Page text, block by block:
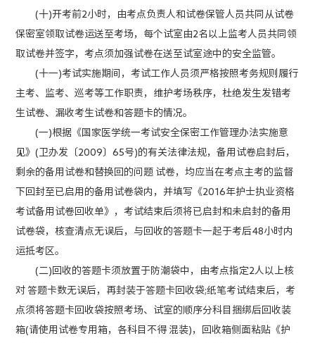
(十)开考前2小时，由考点负责人和试卷保管人员共同从试卷
保密室领取试卷运送至考场，每个试室由2名以上监考人员共同领
取试卷并签字，考点须加强试卷在送至试室途中的安全监管。
(十一)考试实施期间，考试工作人员须严格按照考务规则履行
主考、监考、巡考等工作职责，维护考场秩序，杜绝发生发错考
生试卷、漏收考生试卷和答题卡的情况。
(一)根据《国家医学统一考试安全保密工作管理办法实施意
见》(卫办发〔2009〕65号)的有关法律法规，备用试卷启封后，
剩余的备用试卷和替换回的问题 试卷，均应当在考点主考的监督
下回封至已启用的备用试卷袋内，并填写《2016年护士执业资格
考试备用试卷回收单》，考试结束后须将已启封和未启封的备用
试卷袋，核查清点无误后，与回收的答题卡一起于考后48小时内
运抵考区。
(二)回收的答题卡须放置于防潮袋中，由考点指定2人以上核
对 答题卡数无误后，再封装于答题卡回收袋;纸笔考试结束后，考
点须将答题卡回收袋按照考场、试室的顺序分科目捆绑后回收装
箱(请使用试卷专用箱，各科目不得 混装)，回收箱侧面粘贴《护